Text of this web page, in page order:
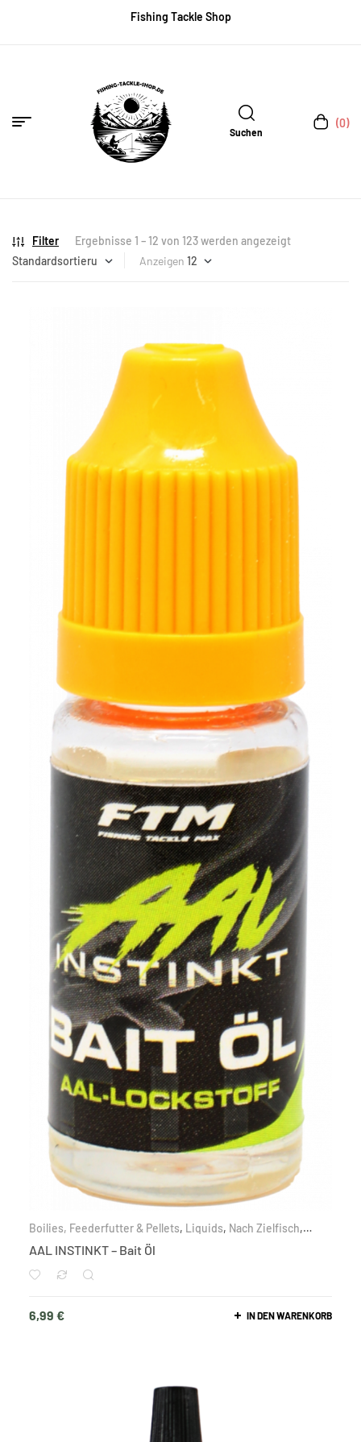
Fishing Tackle Shop
Suchen
(0)
Filter
Ergebnisse 1 – 12 von 123 werden angezeigt
Anzeigen
Boilies, Feederfutter & Pellets, Liquids, Nach Zielfisch,
AAL INSTINKT – Bait Öl
6,99 € IN DEN WARENKORB